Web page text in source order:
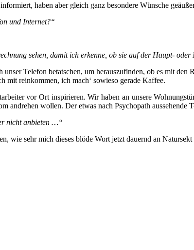
haben aber gleich ganz besondere Wünsche
und Internet?“
sehen, damit ich erkenne, ob sie auf der Haupt-
Telefon betatschen, um herauszufinden, ob es mit
mit reinkommen, ich mach‘ sowieso gerade Kaffee.
vor Ort inspirieren. Wir haben an unsere
andrehen wollen. Der etwas nach Psychopath
nicht anbieten …“
wie sehr mich dieses blöde Wort jetzt dauernd an